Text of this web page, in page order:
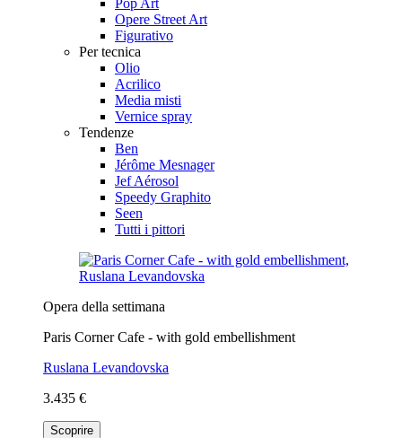
Opere Street Art
Figurativo
Per tecnica
Olio
Acrilico
Media misti
Vernice spray
Tendenze
Ben
Jérôme Mesnager
Jef Aérosol
Speedy Graphito
Seen
Tutti i pittori
Opera della settimana
Paris Corner Cafe - with gold embellishment
Ruslana Levandovska
3.435 €
Scoprire